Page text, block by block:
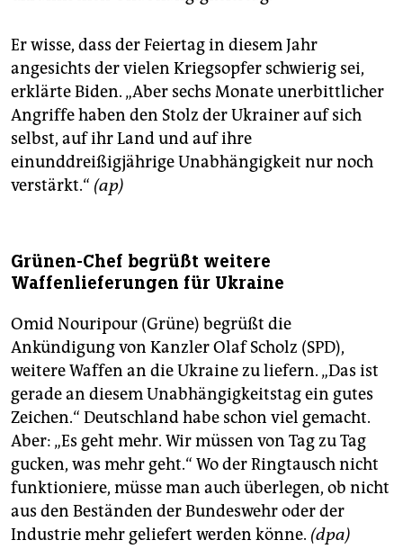
Er wisse, dass der Feiertag in diesem Jahr
angesichts der vielen Kriegsopfer schwierig sei,
erklärte Biden. „Aber sechs Monate unerbittlicher
Angriffe haben den Stolz der Ukrainer auf sich
selbst, auf ihr Land und auf ihre
einunddreißigjährige Unabhängigkeit nur noch
verstärkt.“ (ap)
Grünen-Chef begrüßt weitere
Waffenlieferungen für Ukraine
Omid Nouripour (Grüne) begrüßt die
Ankündigung von Kanzler Olaf Scholz (SPD),
weitere Waffen an die Ukraine zu liefern. „Das ist
gerade an diesem Unabhängigkeitstag ein gutes
Zeichen.“ Deutschland habe schon viel gemacht.
Aber: „Es geht mehr. Wir müssen von Tag zu Tag
gucken, was mehr geht.“ Wo der Ringtausch nicht
funktioniere, müsse man auch überlegen, ob nicht
aus den Beständen der Bundeswehr oder der
Industrie mehr geliefert werden könne. (dpa)